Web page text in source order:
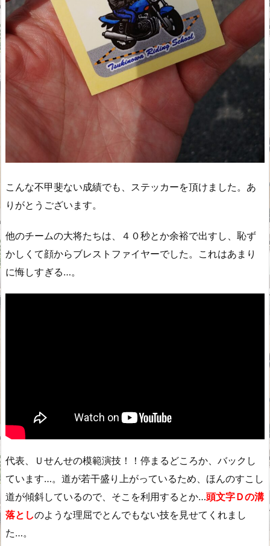
こんな不甲斐ない成績でも、ステッカーを頂けました。あ
りがとうございます。
他のチームの大将たちは、４０秒とか余裕で出すし、恥ず
かしくて顔からブレストファイヤーでした。これはあまり
に悔しすぎる…。
代表、Ｕせんせの模範演技！！停まるどころか、バックし
ています…。道が若干盛り上がっているため、ほんのすこし
道が傾斜しているので、そこを利用するとか…頭文字Ｄの溝
落としのような理屈でとんでもない技を見せてくれまし
た…。